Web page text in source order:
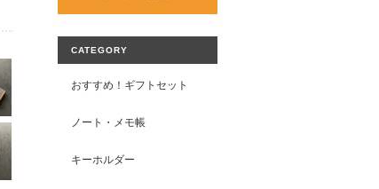
CATEGORY
おすすめ！ギフトセット
ノート・メモ帳
キーホルダー